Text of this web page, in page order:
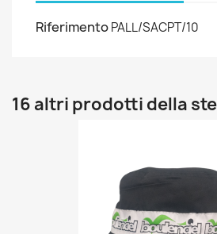
RiferimentoPALL/SACPT/10
16 altri prodotti della